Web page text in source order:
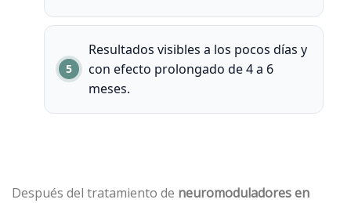
Resultados visibles a los pocos días y
con efecto prolongado de 4 a 6
meses.
Después del tratamiento de neuromoduladores en